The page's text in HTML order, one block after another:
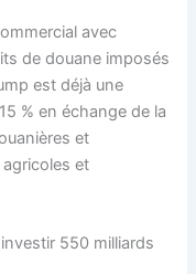
avec
de douane imposés
est déjà une
% en échange de la
et
agricoles et
550 milliards